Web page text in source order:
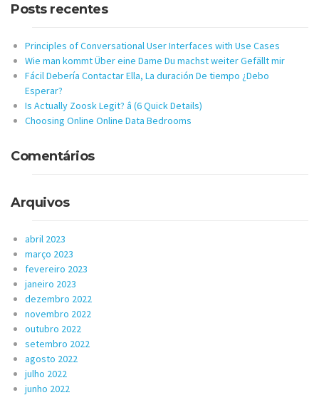
Posts recentes
Principles of Conversational User Interfaces with Use Cases
Wie man kommt Über eine Dame Du machst weiter Gefällt mir
Fácil Debería Contactar Ella, La duración De tiempo ¿Debo
Esperar?
Is Actually Zoosk Legit? â (6 Quick Details)
Choosing Online Online Data Bedrooms
Comentários
Arquivos
abril 2023
março 2023
fevereiro 2023
janeiro 2023
dezembro 2022
novembro 2022
outubro 2022
setembro 2022
agosto 2022
julho 2022
junho 2022